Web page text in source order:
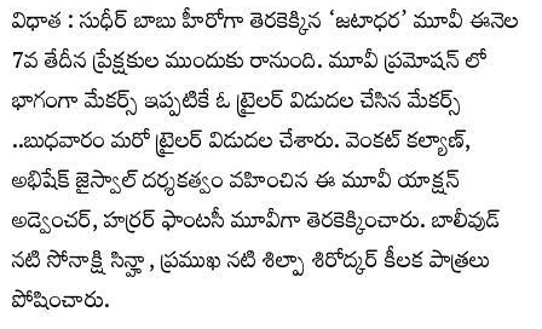
విధాత : సుధీర్ బాబు హీరోగా తెరకెక్కిన ‘జటాధర’ మూవీ ఈనెల
7వ తేదీన ప్రేక్షకుల ముందుకు రానుంది. మూవీ ప్రమోషన్ లో
భాగంగా మేకర్స్ ఇప్పటికే ఓ ట్రైలర్ విడుదల చేసిన మేకర్స్
..బుధవారం మరో ట్రైలర్ విడుదల చేశారు. వెంకట్‌ కల్యాణ్‌,
అభిషేక్‌ జైస్వాల్‌ దర్శకత్వం వహించిన ఈ మూవీ యాక్షన్‌
అడ్వెంచర్‌, హర్రర్ ఫాంటసీ మూవీగా తెరకెక్కించారు. బాలీవుడ్‌
నటి సోనాక్షి సిన్హా, ప్రముఖ నటి శిల్పా శిరోద్కర్ కీలక పాత్రలు
పోషించారు.